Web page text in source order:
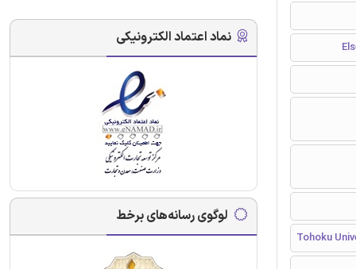
Tohoku
نماد اعتماد الکترونیکی
لوگوی رسانه‌های برخط